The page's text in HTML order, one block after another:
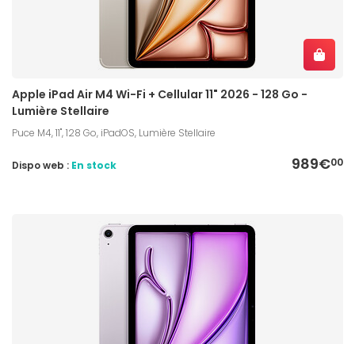
Apple iPad Air M4 Wi-Fi + Cellular 11" 2026 - 128 Go -
Lumière Stellaire
Puce M4, 11", 128 Go, iPadOS, Lumière Stellaire
989€00
Dispo web : En stock